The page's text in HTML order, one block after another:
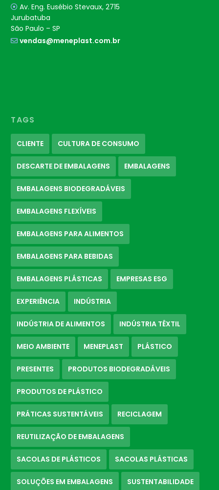
Av. Eng. Eusébio Stevaux, 2715
Jurubatuba
São Paulo – SP
vendas@meneplast.com.br
TAGS
CLIENTE CULTURA DE CONSUMO
DESCARTE DE EMBALAGENS EMBALAGENS
EMBALAGENS BIODEGRADÁVEIS
EMBALAGENS FLEXÍVEIS
EMBALAGENS PARA ALIMENTOS
EMBALAGENS PARA BEBIDAS
EMBALAGENS PLÁSTICAS EMPRESAS ESG
EXPERIÊNCIA INDÚSTRIA
INDÚSTRIA DE ALIMENTOS INDÚSTRIA TÊXTIL
MEIO AMBIENTE MENEPLAST PLÁSTICO
PRESENTES PRODUTOS BIODEGRADÁVEIS
PRODUTOS DE PLÁSTICO
PRÁTICAS SUSTENTÁVEIS RECICLAGEM
REUTILIZAÇÃO DE EMBALAGENS
SACOLAS DE PLÁSTICOS SACOLAS PLÁSTICAS
SOLUÇÕES EM EMBALAGENS SUSTENTABILIDADE